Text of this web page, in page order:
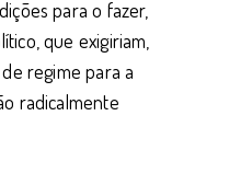
para o fazer,
que exigiriam,
regime para a
radicalmente